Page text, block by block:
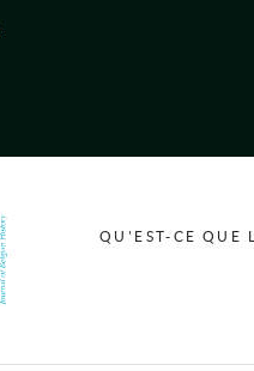
QU'EST-CE QUE